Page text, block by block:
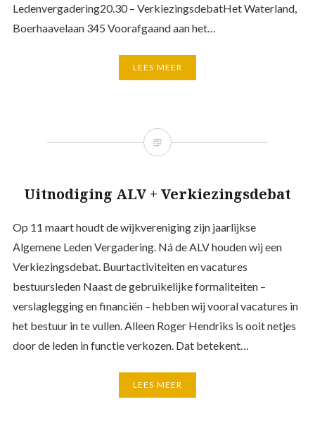
Ledenvergadering20.30 – VerkiezingsdebatHet Waterland,
Boerhaavelaan 345 Voorafgaand aan het…
LEES MEER
Uitnodiging ALV + Verkiezingsdebat
Op 11 maart houdt de wijkvereniging zijn jaarlijkse
Algemene Leden Vergadering. Ná de ALV houden wij een
Verkiezingsdebat. Buurtactiviteiten en vacatures
bestuursleden Naast de gebruikelijke formaliteiten –
verslaglegging en financiën – hebben wij vooral vacatures in
het bestuur in te vullen. Alleen Roger Hendriks is ooit netjes
door de leden in functie verkozen. Dat betekent…
LEES MEER